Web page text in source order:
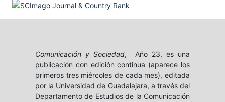
Comunicación y Sociedad, Año 23, es una
publicación con edición continua (aparece los
primeros tres miércoles de cada mes), editada
por la Universidad de Guadalajara, a través del
Departamento de Estudios de la Comunicación